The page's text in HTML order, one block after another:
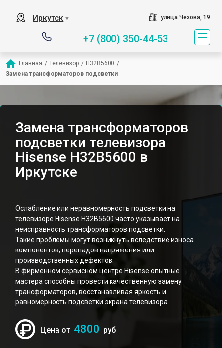
Иркутск ▼ улица Чехова, 19
+7 (800) 350-44-53
Главная / Телевизор / H32B5600 /
Замена трансформаторов подсветки
Замена трансформаторов
подсветки телевизора
Hisense H32B5600 в
Иркутске
Ослабление или неравномерность подсветки на
телевизоре Hisense H32B5600 часто указывает на
неисправность трансформаторов подсветки.
Такие проблемы могут возникнуть вследствие износа
компонентов, перепадов напряжения или
производственных дефектов.
В фирменном сервисном центре Hisense опытные
мастера способны провести качественную замену
трансформаторов, восстанавливая яркость и
равномерность подсветки экрана телевизора.
Цена от 4800 руб